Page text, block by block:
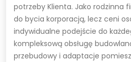
potrzeby Klienta. Jako rodzinna
do bycia korporacją, lecz ceni
indywidualne podejście do
kompleksową obsługę
przebudowy i adaptacje